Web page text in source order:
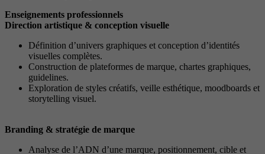
Enseignements professionnels
Direction artistique & conception visuelle
Définition d’univers graphiques et conception d’identités
visuelles complètes.
Construction de plateformes de marque, chartes graphiques,
guidelines.
Exploration de styles créatifs, veille esthétique, moodboards et
storytelling visuel.
Branding & stratégie de marque
Analyse de l’ADN d’une marque, positionnement, cible et